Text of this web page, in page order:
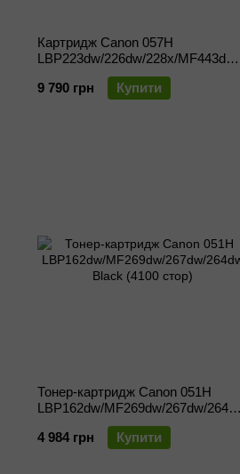
Картридж Canon 057H
LBP223dw/226dw/228x/
Black (10000 стор)
9 790 грн
Купити
Тонер-картридж Canon 051H
LBP162dw/MF269dw/267dw/264dw
Black (4100 стор)
4 984 грн
Купити